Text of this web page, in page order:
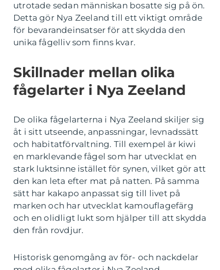
utrotade sedan människan bosatte sig på ön.
Detta gör Nya Zeeland till ett viktigt område
för bevarandeinsatser för att skydda den
unika fågelliv som finns kvar.
Skillnader mellan olika
fågelarter i Nya Zeeland
De olika fågelarterna i Nya Zeeland skiljer sig
åt i sitt utseende, anpassningar, levnadssätt
och habitatförvaltning. Till exempel är kiwi
en marklevande fågel som har utvecklat en
stark luktsinne istället för synen, vilket gör att
den kan leta efter mat på natten. På samma
sätt har kakapo anpassat sig till livet på
marken och har utvecklat kamouflagefärg
och en olidligt lukt som hjälper till att skydda
den från rovdjur.
Historisk genomgång av för- och nackdelar